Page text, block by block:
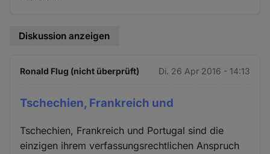
Diskussion anzeigen
Ronald Flug (nicht überprüft) Di. 26 Apr 2016 - 14:13
Tschechien, Frankreich und
Tschechien, Frankreich und Portugal sind die
einzigen ihrem verfassungsrechtlichen Anspruch